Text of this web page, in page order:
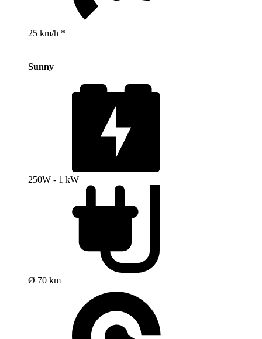
25 km/h *
Sunny
250W - 1 kW
Ø 70 km